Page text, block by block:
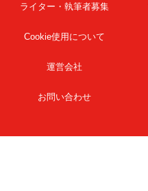
ライター・執筆者募集
Cookie使用について
運営会社
お問い合わせ